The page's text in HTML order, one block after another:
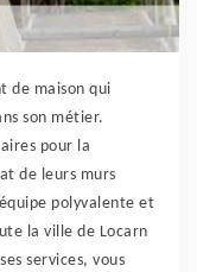
de maison qui
son métier.
pour la
de leurs murs
polyvalente et
la ville de Locarn
services, vous